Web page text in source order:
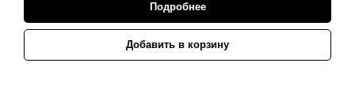
Подробнее
Добавить в корзину